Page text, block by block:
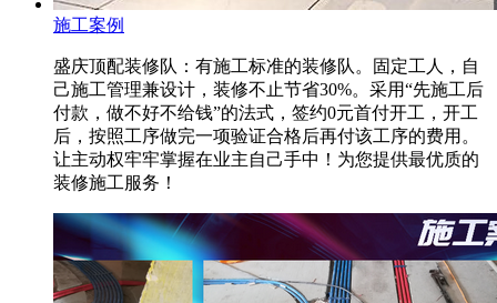
施工案例
盛庆顶配装修队：有施工标准的装修队。固定工人，自
己施工管理兼设计，装修不止节省30%。采用“先施工后
付款，做不好不给钱”的法式，签约0元首付开工，开工
后，按照工序做完一项验证合格后再付该工序的费用。
让主动权牢牢掌握在业主自己手中！为您提供最优质的
装修施工服务！